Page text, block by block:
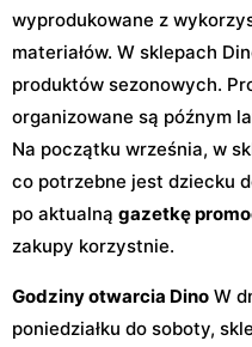
wyprodukowane z
materiałów. W sklepach
produktów sezonowych.
organizowane są późnym
Na początku września, w
co potrzebne jest dziecku
po aktualną gazetkę
zakupy korzystnie.
Godziny otwarcia Dino W
poniedziałku do soboty,